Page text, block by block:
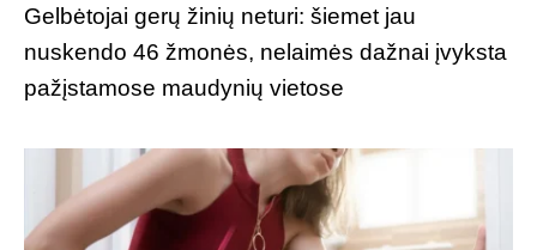
Gelbėtojai gerų žinių neturi: šiemet jau
nuskendo 46 žmonės, nelaimės dažnai įvyksta
pažįstamose maudynių vietose